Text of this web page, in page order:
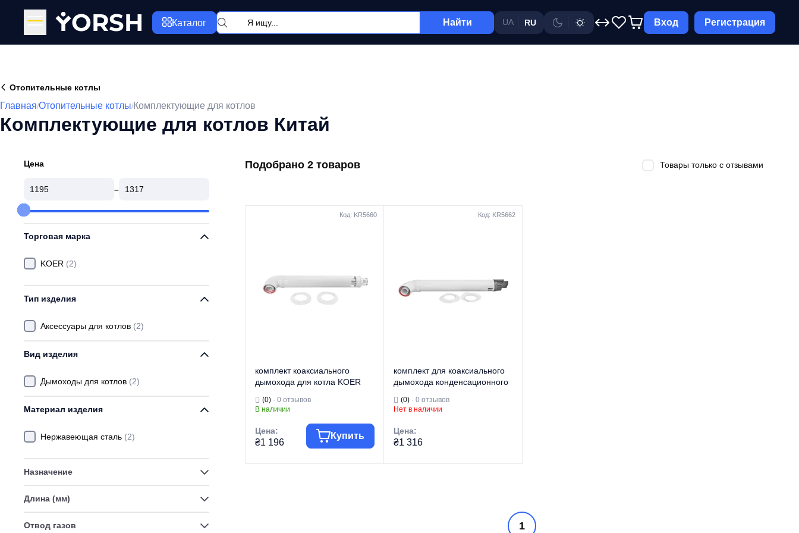
YORSH Каталог Найти UA RU Вход Регистрация
Отопительные котлы
Главная/Отопительные котлы/Комплектующие для котлов
Комплектующие для котлов Китай
Цена
–
Торговая марка
KOER (2)
Тип изделия
Аксессуары для котлов (2)
Вид изделия
Дымоходы для котлов (2)
Материал изделия
Нержавеющая сталь (2)
Назначение
Длина (мм)
Отвод газов
Подобрано 2 товаров Товары только с отзывами
Код: KR5660
комплект коаксиального
дымохода для котла KOER
60/100 (KR5660)
(0) · 0 отзывов
В наличии
Цена:
₴1 196
Купить
Код: KR5662
комплект для коаксиального
дымохода конденсационного
1000 мм, 60/100 (KR5662)
(0)· 0 отзывов
Нет в наличии
Цена:
₴1 316
1